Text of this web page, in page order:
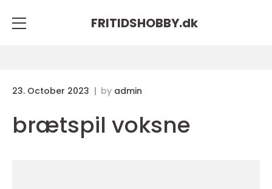
FRITIDSHOBBY.dk
23. October 2023 by admin
brætspil voksne